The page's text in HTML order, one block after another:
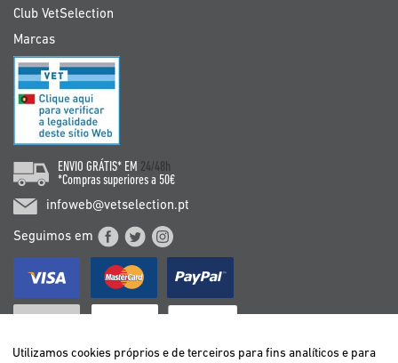
Club VetSelection
Marcas
ENVIO GRÁTIS* EM 24/48h
*Compras superiores a 50€
infoweb@vetselection.pt
Seguimos em
Utilizamos cookies próprios e de terceiros para fins analíticos e para